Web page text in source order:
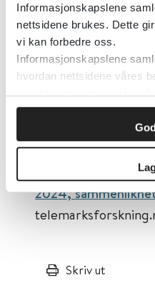
Informasjonskapslene
nettsidene brukes. Dette
vi kan forbedre oss.
Informasjonskapslene
hvordan nettsidene våres
innsikt som gjør at vi kan
Ukrainske
flyttemønstre
sentralisering
forventet i 2024
2024,
Skriv ut